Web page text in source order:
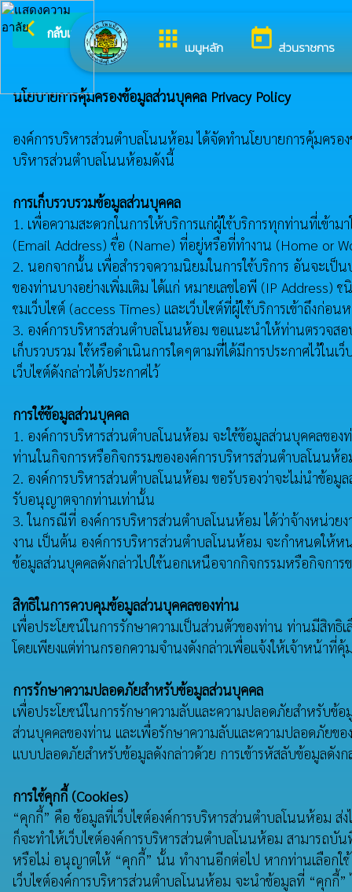
apps เมนูหลัก today ส่วนราชการ
arrow_back_ios กลับเมนูหลัก ยินดีต้อนรับสู่เว็บไซ
นโยบายการคุ้มครองข้อมูลส่วนบุคคล Privacy Policy
องค์การบริหารส่วนตำบลโนนห้อม ได้จัดทำนโยบายการคุ้มคร
บริหารส่วนตำบลโนนห้อมดังนี้
การเก็บรวบรวมข้อมูลส่วนบุคคล
1. เพื่อความสะดวกในการให้บริการแก่ผู้ใช้บริการทุกท่านที่เข้าม
(Email Address) ชื่อ (Name) ที่อยู่หรือที่ทำงาน (Home or
2. นอกจากนั้น เพื่อสำรวจความนิยมในการใช้บริการ อันจะเป็
ของท่านบางอย่างเพิ่มเติม ได้แก่ หมายเลขไอพี (IP Address)
ชมเว็บไซต์ (access Times) และเว็บไซต์ที่ผู้ใช้บริการเข้าถึงก่
3. องค์การบริหารส่วนตำบลโนนห้อม ขอแนะนำให้ท่านตรวจสอบ
เก็บรวบรวม ใช้หรือดำเนินการใดๆตามที่ได้มีการประกาศไว้ใน
เว็บไซต์ดังกล่าวได้ประกาศไว้
การใช้ข้อมูลส่วนบุคคล
1. องค์การบริหารส่วนตำบลโนนห้อม จะใช้ข้อมูลส่วนบุคคลของ
ท่านในกิจการหรือกิจกรรมขององค์การบริหารส่วนตำบลโนนห้
2. องค์การบริหารส่วนตำบลโนนห้อม ขอรับรองว่าจะไม่นำข้อมู
รับอนุญาตจากท่านเท่านั้น
3. ในกรณีที่ องค์การบริหารส่วนตำบลโนนห้อม ได้ว่าจ้างหน่วย
งาน เป็นต้น องค์การบริหารส่วนตำบลโนนห้อม จะกำหนดให้ห
ข้อมูลส่วนบุคคลดังกล่าวไปใช้นอกเหนือจากกิจกรรมหรือกิจกา
สิทธิในการควบคุมข้อมูลส่วนบุคคลของท่าน
เพื่อประโยชน์ในการรักษาความเป็นส่วนตัวของท่าน ท่านมีสิท
โดยเพียงแต่ท่านกรอกความจำนงดังกล่าวเพื่อแจ้งให้เจ้าหน้า
การรักษาความปลอดภัยสำหรับข้อมูลส่วนบุคคล
เพื่อประโยชน์ในการรักษาความลับและความปลอดภัยสำหรับข้
ส่วนบุคคลของท่าน และเพื่อรักษาความลับและความปลอดภัยขอ
แบบปลอดภัยสำหรับข้อมูลดังกล่าวด้วย การเข้ารหัสลับข้อมูลดัง
การใช้คุกกี้ (Cookies)
“คุกกี้” คือ ข้อมูลที่เว็บไซต์องค์การบริหารส่วนตำบลโนนห้อม ส่
ก็จะทำให้เว็บไซต์องค์การบริหารส่วนตำบลโนนห้อม สามารถบั
หรือไม่ อนุญาตให้ “คุกกี้” นั้น ทำงานอีกต่อไป หากท่านเลือกใช้
เว็บไซต์องค์การบริหารส่วนตำบลโนนห้อม จะนําข้อมูลที่ “คุกกี้